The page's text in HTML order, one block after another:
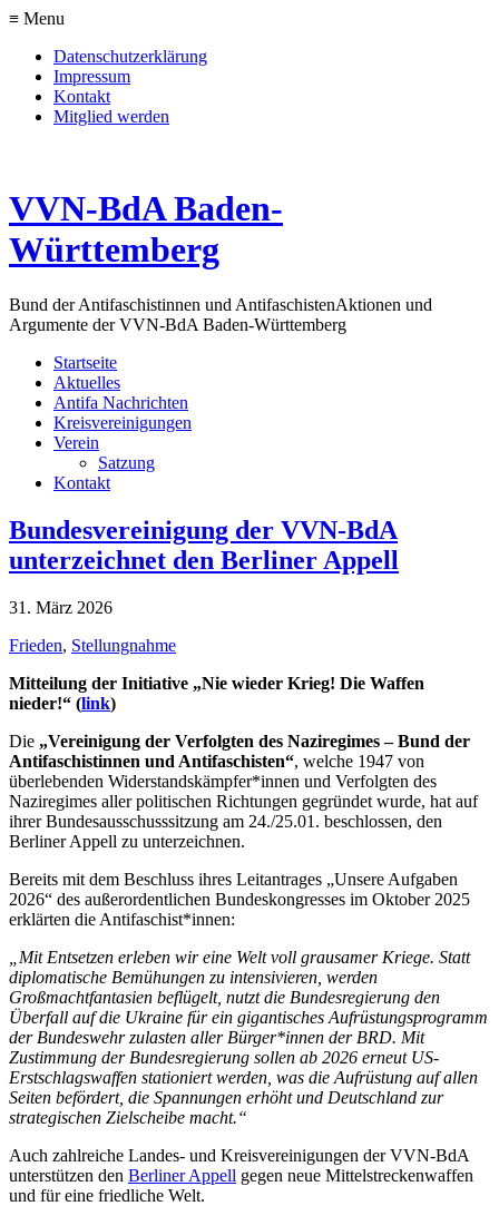
≡ Menu
Datenschutzerklärung
Impressum
Kontakt
Mitglied werden
VVN-BdA Baden-
Württemberg
Bund der Antifaschistinnen und AntifaschistenAktionen und
Argumente der VVN-BdA Baden-Württemberg
Startseite
Aktuelles
Antifa Nachrichten
Kreisvereinigungen
Verein
Satzung
Kontakt
Bundesvereinigung der VVN-BdA
unterzeichnet den Berliner Appell
31. März 2026
Frieden, Stellungnahme
Mitteilung der Initiative „Nie wieder Krieg! Die Waffen
nieder!“ (link)
Die „Vereinigung der Verfolgten des Naziregimes – Bund der
Antifaschistinnen und Antifaschisten“, welche 1947 von
überlebenden Widerstandskämpfer*innen und Verfolgten des
Naziregimes aller politischen Richtungen gegründet wurde, hat auf
ihrer Bundesausschusssitzung am 24./25.01. beschlossen, den
Berliner Appell zu unterzeichnen.
Bereits mit dem Beschluss ihres Leitantrages „Unsere Aufgaben
2026“ des außerordentlichen Bundeskongresses im Oktober 2025
erklärten die Antifaschist*innen:
„Mit Entsetzen erleben wir eine Welt voll grausamer Kriege. Statt
diplomatische Bemühungen zu intensivieren, werden
Großmachtfantasien beflügelt, nutzt die Bundesregierung den
Überfall auf die Ukraine für ein gigantisches Aufrüstungsprogramm
der Bundeswehr zulasten aller Bürger*innen der BRD. Mit
Zustimmung der Bundesregierung sollen ab 2026 erneut US-
Erstschlagswaffen stationiert werden, was die Aufrüstung auf allen
Seiten befördert, die Spannungen erhöht und Deutschland zur
strategischen Zielscheibe macht.“
Auch zahlreiche Landes- und Kreisvereinigungen der VVN-BdA
unterstützen den Berliner Appell gegen neue Mittelstreckenwaffen
und für eine friedliche Welt.